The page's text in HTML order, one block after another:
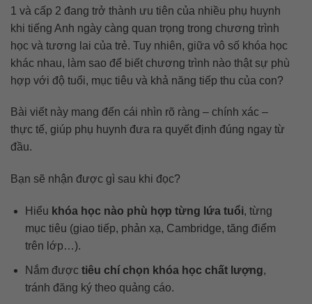
1 và cấp 2 đang trở thành ưu tiên của nhiều phụ huynh
khi tiếng Anh ngày càng quan trọng trong chương trình
học và tương lai của trẻ. Tuy nhiên, giữa vô số khóa học
khác nhau, làm sao để biết chương trình nào thật sự phù
hợp với độ tuổi, mục tiêu và khả năng tiếp thu của con?
Bài viết này mang đến cái nhìn rõ ràng – chính xác –
thực tế, giúp phụ huynh đưa ra quyết định đúng ngay từ
đầu.
Bạn sẽ nhận được gì sau khi đọc?
Hiểu khóa học nào phù hợp từng lứa tuổi, từng
mục tiêu (giao tiếp, phản xạ, Cambridge, tăng điểm
trên lớp…).
Nắm được tiêu chí chọn khóa học chất lượng,
tránh đăng ký theo quảng cáo.